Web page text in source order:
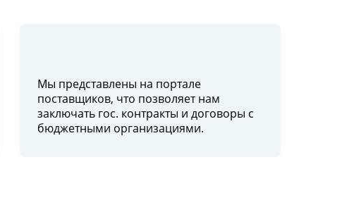
Мы представлены на портале
поставщиков, что позволяет нам
заключать гос. контракты и договоры c
бюджетными организациями.